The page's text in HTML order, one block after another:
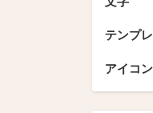
テンプ
アイコン